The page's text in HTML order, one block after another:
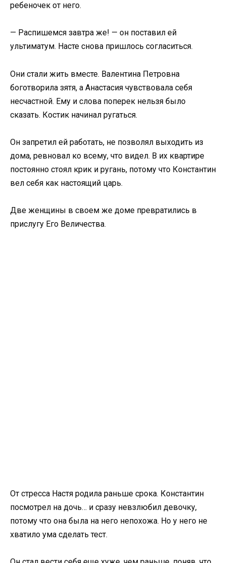
ребеночек от него.
— Распишемся завтра же! — он поставил ей
ультиматум. Насте снова пришлось согласиться.
Они стали жить вместе. Валентина Петровна
боготворила зятя, а Анастасия чувствовала себя
несчастной. Ему и слова поперек нельзя было
сказать. Костик начинал ругаться.
Он запретил ей работать, не позволял выходить из
дома, ревновал ко всему, что видел. В их квартире
постоянно стоял крик и ругань, потому что Константин
вел себя как настоящий царь.
Две женщины в своем же доме превратились в
прислугу Его Величества.
От стресса Настя родила раньше срока. Константин
посмотрел на дочь… и сразу невзлюбил девочку,
потому что она была на него непохожа. Но у него не
хватило ума сделать тест.